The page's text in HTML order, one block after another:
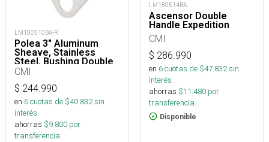
LM180510BA-R
Polea 3" Aluminum
Sheave, Stainless
Steel, Bushing Double
CMI
$ 244.990
en 6cuotas de $40.832sin
interés
ahorras $9.800 por
transferencia.
LM180514BA
Ascensor Double
Handle Expedition
CMI
$ 286.990
en 6cuotas de $47.832sin
interés
ahorras $11.480 por
transferencia.
Disponible